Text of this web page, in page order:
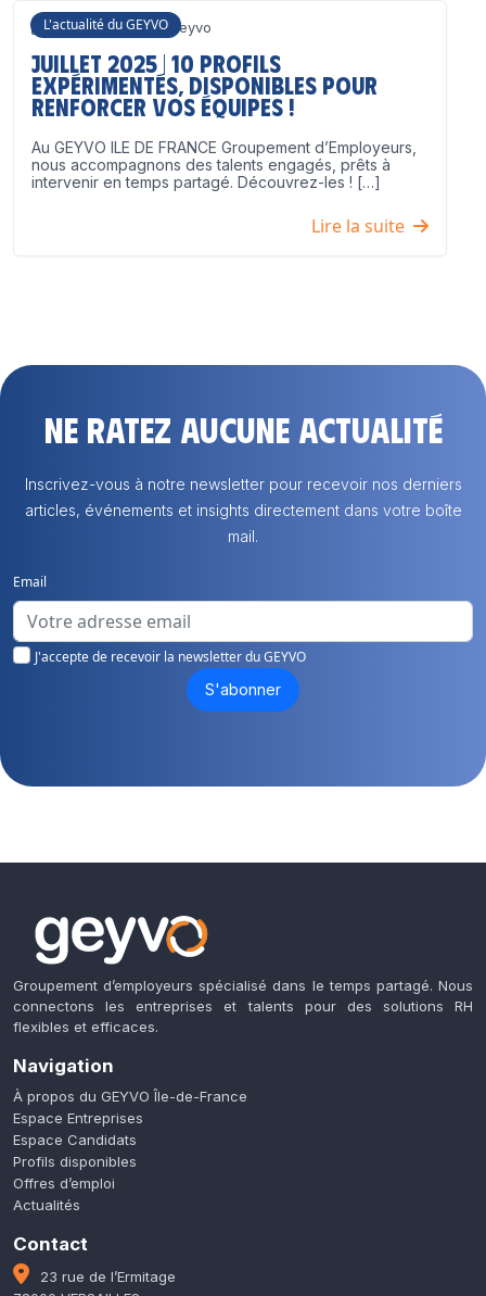
L'actualité du GEYVO
3 juillet 2025 Geyvo
Juillet 2025 | 10 profils
expérimentés, disponibles pour
renforcer vos équipes !
Au GEYVO ILE DE FRANCE Groupement d’Employeurs,
nous accompagnons des talents engagés, prêts à
intervenir en temps partagé. Découvrez-les ! […]
Lire la suite
Ne ratez aucune actualité
Inscrivez-vous à notre newsletter pour recevoir nos derniers
articles, événements et insights directement dans votre boîte
mail.
Email
J'accepte de recevoir la newsletter du GEYVO
S'abonner
Groupement d’employeurs spécialisé dans le temps partagé. Nous
connectons les entreprises et talents pour des solutions RH
flexibles et efficaces.
Navigation
À propos du GEYVO Île-de-France
Espace Entreprises
Espace Candidats
Profils disponibles
Offres d’emploi
Actualités
Contact
23 rue de l’Ermitage